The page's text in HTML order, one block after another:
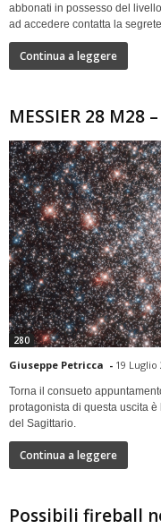
abbonati in possesso del
ad accedere contatta la
Continua a leggere
MESSIER 28 M28
280
Giuseppe Petricca - 19 Luglio
Torna il consueto
protagonista di questa uscita
del Sagittario.
Continua a leggere
Possibili fireball